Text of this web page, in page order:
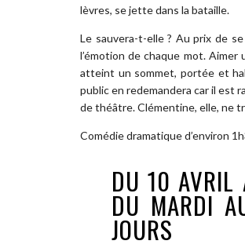
lèvres, se jette dans la bataille.
Le sauvera-t-elle ? Au prix de
l’émotion de chaque mot.
atteint un sommet, portée et
public en redemandera car il est
de théâtre. Clémentine, elle, ne
Comédie dramatique d’environ
DU 10 AVRIL
DU MARDI
JOURS